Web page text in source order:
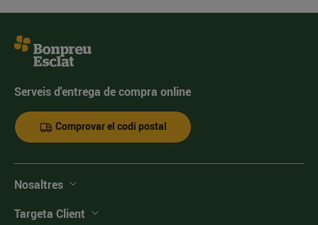
Serveis d'entrega de compra online
Comprovar el codi postal
Nosaltres
Targeta Client